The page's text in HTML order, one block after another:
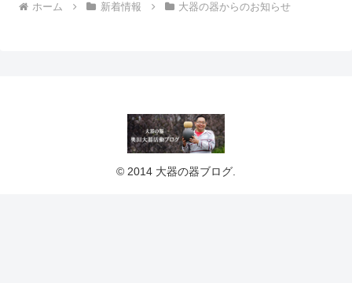
ホーム 新着情報 大器の器からのお知らせ
© 2014 大器の器ブログ.